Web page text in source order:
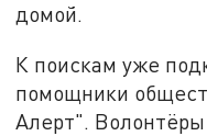
домой.
К поискам уже
помощники
Алерт".